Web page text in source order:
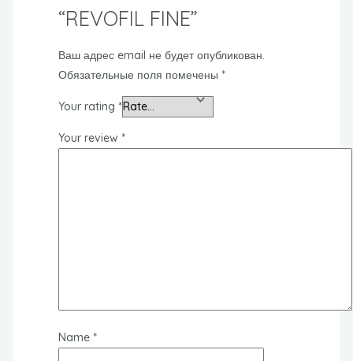
“REVOFIL FINE”
Ваш адрес email не будет опубликован.
Обязательные поля помечены *
Your rating *
Your review *
Name *